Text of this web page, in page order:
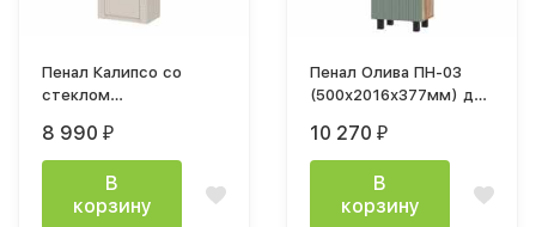
Пенал Калипсо со
стеклом
Меланж
8 990 ₽
В
корзину
Пенал Олива ПН-03
(500х2016х377мм) дуб
эвкалипт софт
10 270 ₽
В
корзину